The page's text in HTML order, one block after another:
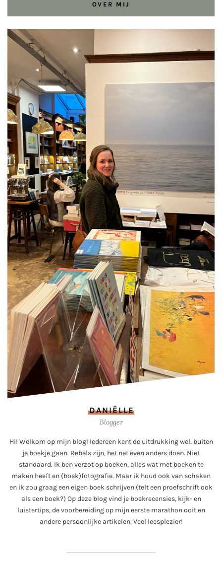
OVER MIJ
DANIËLLE
Blogger
Hi! Welkom op mijn blog! Iedereen kent de uitdrukking wel: buiten
je boekje gaan. Rebels zijn, het net even anders doen. Niet
standaard. Ik ben verzot op boeken, alles wat met boeken te
maken heeft en (boek)fotografie. Maar ik houd ook van schaken
en ik zou graag een eigen boek schrijven (telt een proefschrift ook
als een boek?) Op deze blog vind je boekrecensies, kijk- en
luistertips, de voorbereiding op mijn eerste marathon ooit en
andere persoonlijke artikelen. Veel leesplezier!